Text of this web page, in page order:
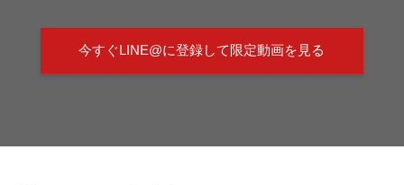
今すぐLINE@に登録して限定動画を見る